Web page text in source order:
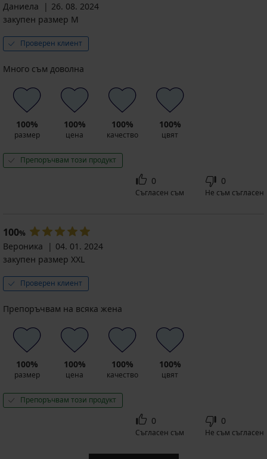
Даниела
26. 08. 2024
закупен размер M
Проверен клиент
Много съм доволна
100%
размер
100%
цена
100%
качество
100%
цвят
Препоръчвам този продукт
0
Съгласен съм
0
Не съм съгласен
100%
Вероника
04. 01. 2024
закупен размер XXL
Проверен клиент
Препоръчвам на всяка жена
100%
размер
100%
цена
100%
качество
100%
цвят
Препоръчвам този продукт
0
Съгласен съм
0
Не съм съгласен